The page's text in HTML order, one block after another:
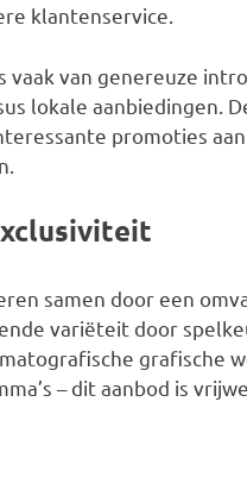
klantenservice.
van genereuze
lokale aanbiedingen.
promoties
samen door een
variëteit door
grafische
– dit aanbod is